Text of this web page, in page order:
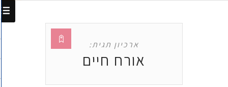
ארכיון תגית:
אורח חיים